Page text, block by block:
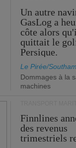
Un autre
GasLog a
côte alors
quittait le
Persique.
Le Pirée/
Dommages à la
machines
Finnlines
des revenus
trimestriels